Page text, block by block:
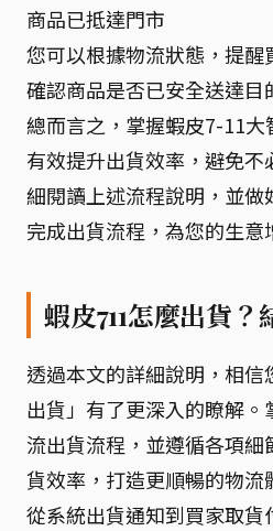
商品已抵達門市
您可以根據物流狀態，提
確認商品是否已安全送達目
總而言之，掌握蝦皮7-11
有效提升出貨效率，避免
細閱讀上述流程說明，並
完成出貨流程，為您的生意
蝦皮711怎麼出貨？
透過本文的詳細說明，相
出貨」有了更深入的瞭解
流出貨流程，並遵循各項
貨效率，打造更順暢的物流
從系統出貨通知到買家取